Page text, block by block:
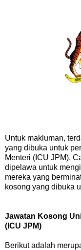
Untuk makluman,
yang dibuka untuk
Menteri (ICU JPM).
dipelawa untuk
mereka yang
kosong yang dibuka
Jawatan Kosong
(ICU JPM)
Berikut adalah